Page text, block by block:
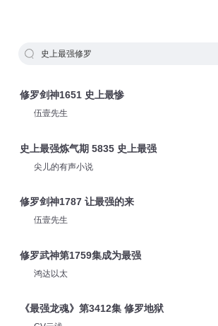
史上最强修罗
修罗剑神1651 史上最惨
伍壹先生
史上最强炼气期 5835 史上最强
尖儿的有声小说
修罗剑神1787 让最强的来
伍壹先生
修罗武神第1759集成为最强
鸿达以太
《最强龙魂》第3412集 修罗地狱